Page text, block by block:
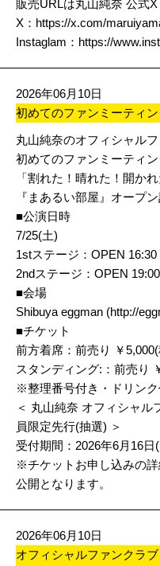
販売URLは丸山純奈 公式
X： https://x.com/
Instaglam： https://
2026年06月10日
初めてのファンミーティン
丸山純奈のオフィシャル
初めてのファンミーティ
「割れた！晴れた！開かれ
『まあるい部屋』オープ
■公演日時
7/25(土)
1stステージ：OPEN 16:30
2ndステージ：OPEN
■会場
Shibuya eggman (http://
■チケット
前方着席：前売り ￥
スタンディング:：前売り
※整理番号付き・ドリンク
＜ 丸山純奈 オフィシャル
員限定先行(抽選) ＞
受付期間：2026年6月16
※チケットお申し込みの
公開となります。
2026年06月10日
オフィシャルファンクラ